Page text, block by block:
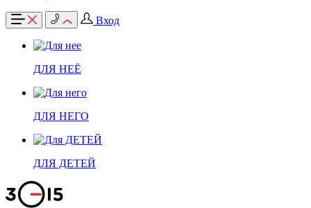
Вход
ДЛЯ НЕЁ
ДЛЯ НЕГО
ДЛЯ ДЕТЕЙ